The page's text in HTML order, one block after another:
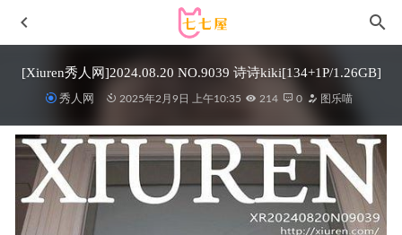
[Xiuren秀人网]2024.08.20 NO.9039 诗诗kiki[134+1P/1.26GB]
秀人网 2025年2月9日 上午10:35 214 0 图乐喵